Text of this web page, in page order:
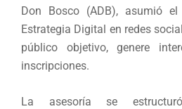
Don Bosco (ADB), asumió
Estrategia Digital en redes
público objetivo, genere
inscripciones.
La asesoría se